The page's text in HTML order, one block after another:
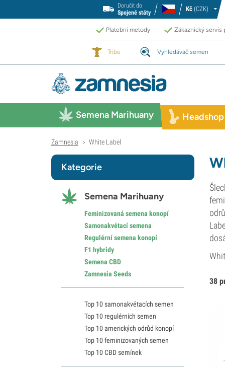
Doručit do
Spojené státy
Kč (CZK)
Platební metody Zákaznický servis
Tribe Vyhledávač semen
Semena Marihuany Headshop
Zamnesia > White Label
38
Kategorie
Semena Marihuany
Feminizovaná semena konopí
Samonakvétací semena
Regulérní semena konopí
F1 hybridy
Semena CBD
Zamnesia Seeds
Top 10 samonakvétacích semen
Top 10 regulérních semen
Top 10 amerických odrůd konopí
Top 10 feminizovaných semen
Top 10 CBD semínek